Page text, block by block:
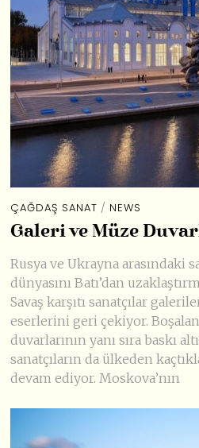
ÇAĞDAŞ SANAT / NEWS
Galeri ve Müze
Rusya ve Ukrayna arasındaki
dünyasını Batı’dan
Savaş karşıtı sanatçılar
eserlerini geri çekiyor.
duvarlarının yanı sıra baskı
sanatçıların da ülkeden
devam ediyor. Moskova’nın